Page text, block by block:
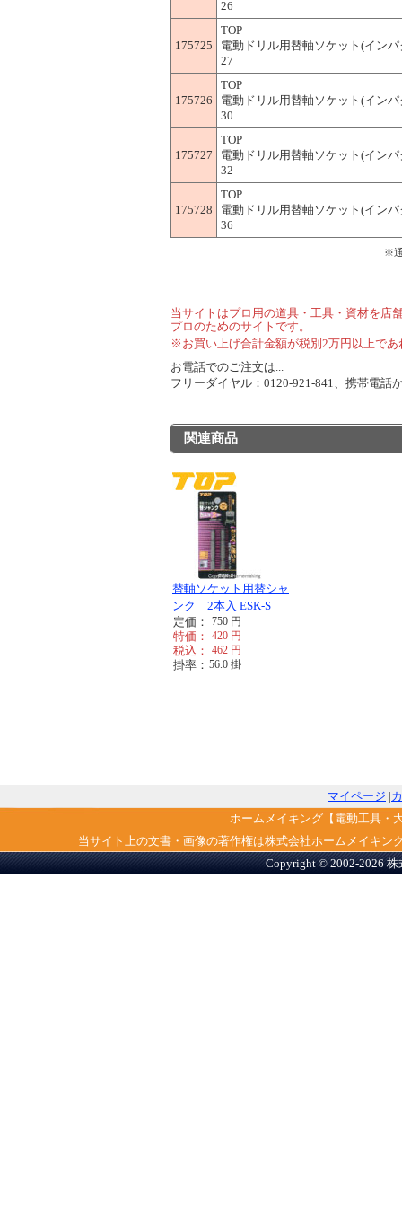
26
175725
TOP
電動ドリル用替軸ソケット(イン
27
175726
TOP
電動ドリル用替軸ソケット(イン
30
175727
TOP
電動ドリル用替軸ソケット(イン
32
175728
TOP
電動ドリル用替軸ソケット(イン
36
※
当サイトはプロ用の道具・工具・資材を店
プロのためのサイトです。
※お買い上げ合計金額が税別2万円以上で
お電話でのご注文は...
フリーダイヤル：0120-921-841、携帯電
関連商品
替軸ソケット用替シャ
ンク 2本入 ESK-S
定価：
750 円
特価： 420 円
税込： 462 円
掛率： 56.0 掛
マイページ |
ホームメイキング【電動工具・
当サイト上の文書・画像の著作権は株式会社ホームメイキ
Copyright © 2002-2026